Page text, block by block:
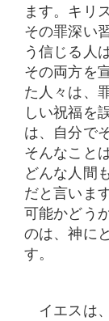
ます。キリ
その罪深い
う信じる人
その両方を
た人々は、
しい祝福を
は、自分で
そんなこと
どんな人間
だと言いま
可能かどう
のは、神に
す。
イエスは